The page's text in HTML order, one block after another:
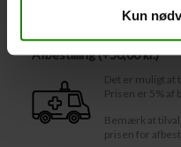
Kun
Afbestilling ( 50,00 kr.)
Det er muligt at
Prisen er 5% af
Bemærk at
prisen for